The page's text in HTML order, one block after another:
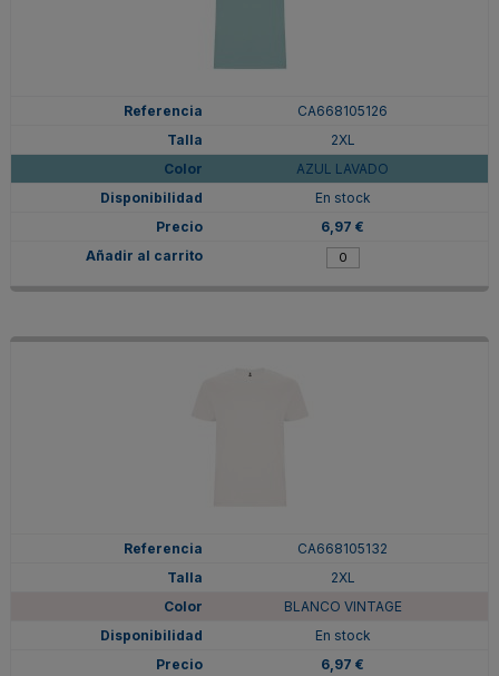
CA668105126
2XL
AZUL LAVADO
En stock
6,97 €
CA668105132
2XL
BLANCO VINTAGE
En stock
6,97 €